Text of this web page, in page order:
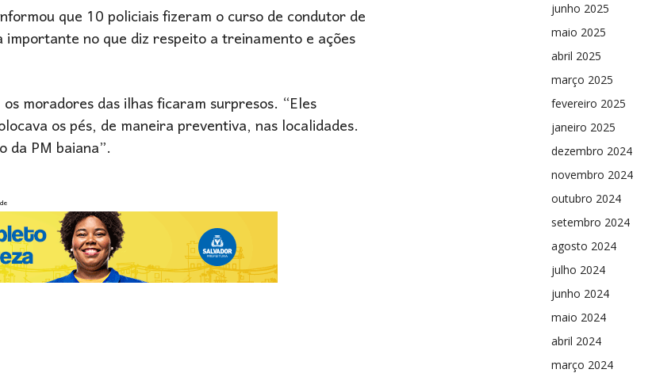
que 10 policiais fizeram o curso de condutor de
no que diz respeito a treinamento e ações
moradores das ilhas ficaram surpresos. “Eles
os pés, de maneira preventiva, nas localidades.
PM baiana”.
junho 2025
maio 2025
abril 2025
março 2025
fevereiro 2025
janeiro 2025
dezembro 2024
novembro 2024
outubro 2024
setembro 2024
agosto 2024
julho 2024
junho 2024
maio 2024
abril 2024
março 2024